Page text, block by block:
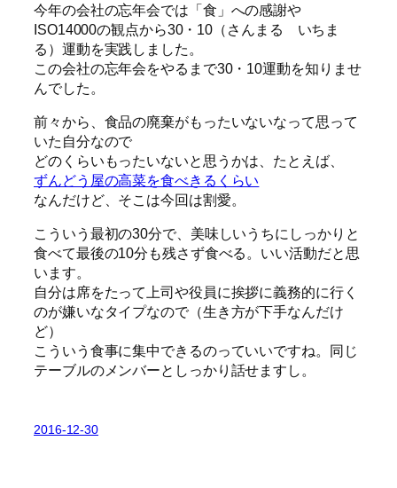
今年の会社の忘年会では「食」への感謝や
ISO14000の観点から30・10（さんまる いちま
る）運動を実践しました。
この会社の忘年会をやるまで30・10運動を知りませ
んでした。
前々から、食品の廃棄がもったいないなって思って
いた自分なので
どのくらいもったいないと思うかは、たとえば、
ずんどう屋の高菜を食べきるくらい
なんだけど、そこは今回は割愛。
こういう最初の30分で、美味しいうちにしっかりと
食べて最後の10分も残さず食べる。いい活動だと思
います。
自分は席をたって上司や役員に挨拶に義務的に行く
のが嫌いなタイプなので（生き方が下手なんだけ
ど）
こういう食事に集中できるのっていいですね。同じ
テーブルのメンバーとしっかり話せますし。
2016-12-30